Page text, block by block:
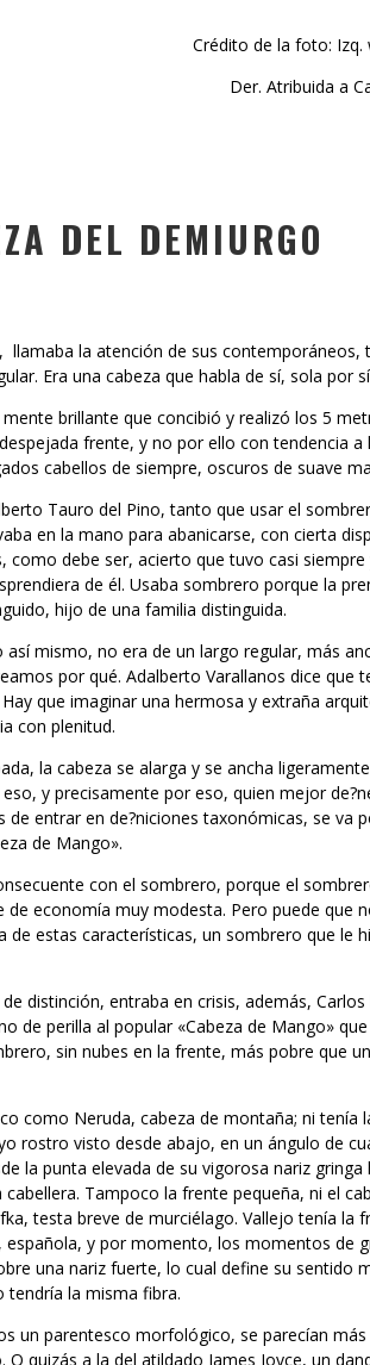
Crédito de la foto: Izq.
Der. Atribuida a
DEL DEMIURGO
llamaba la atención de sus
Era una cabeza que habla de sí, sola por
brillante que concibió y realizó los 5
frente, y no por ello con tendencia a
cabellos de siempre, oscuros de suave
Tauro del Pino, tanto que usar el
en la mano para abanicarse, con cierta
debe ser, acierto que tuvo casi
de él. Usaba sombrero porque la
hijo de una familia distinguida.
mismo, no era de un largo regular, más
por qué. Adalberto Varallanos dice que
que imaginar una hermosa y extraña
con plenitud.
la cabeza se alarga y se ancha
y precisamente por eso, quien mejor
entrar en de?niciones taxonómicas, se va
de Mango».
con el sombrero, porque el
economía muy modesta. Pero puede que
estas características, un sombrero que le
distinción, entraba en crisis, además, Carlos
de perilla al popular «Cabeza de Mango»
sin nubes en la frente, más pobre que
como Neruda, cabeza de montaña; ni tenía
rostro visto desde abajo, en un ángulo de
la punta elevada de su vigorosa nariz gringa
Tampoco la frente pequeña, ni el
testa breve de murciélago. Vallejo tenía la
y por momento, los momentos de
una nariz fuerte, lo cual define su sentido
tendría la misma fibra.
un parentesco morfológico, se parecían más
quizás a la del atildado James Joyce, un